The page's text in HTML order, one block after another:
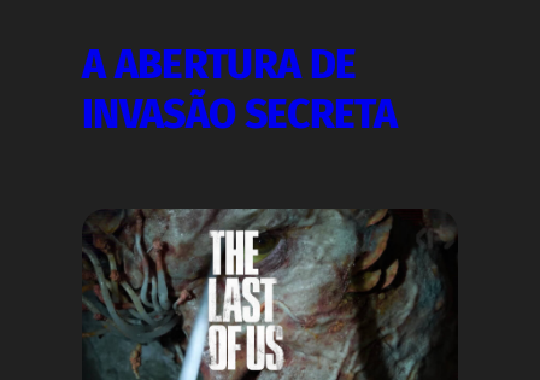
A ABERTURA DE
INVASÃO SECRETA